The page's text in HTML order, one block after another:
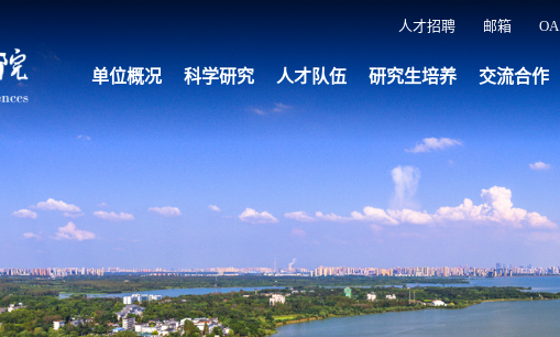
人才招聘 邮箱 OA
单位概况 科学研究 人才队伍 研究生培养 交流合作